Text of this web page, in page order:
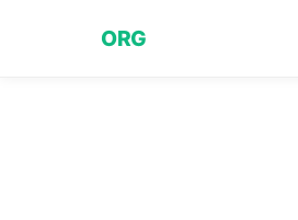
ORG